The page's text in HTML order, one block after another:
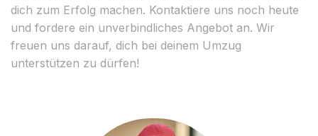
dich zum Erfolg machen. Kontaktiere uns noch heute
und fordere ein unverbindliches Angebot an. Wir
freuen uns darauf, dich bei deinem Umzug
unterstützen zu dürfen!